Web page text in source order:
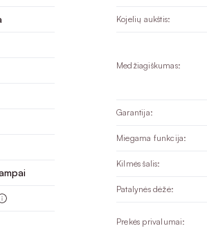
Kojelių aukštis:
Medžiagiškumas:
Garantija:
Miegama funkcija:
Kilmės šalis:
Patalynės dėžė:
Prekės privalumai: